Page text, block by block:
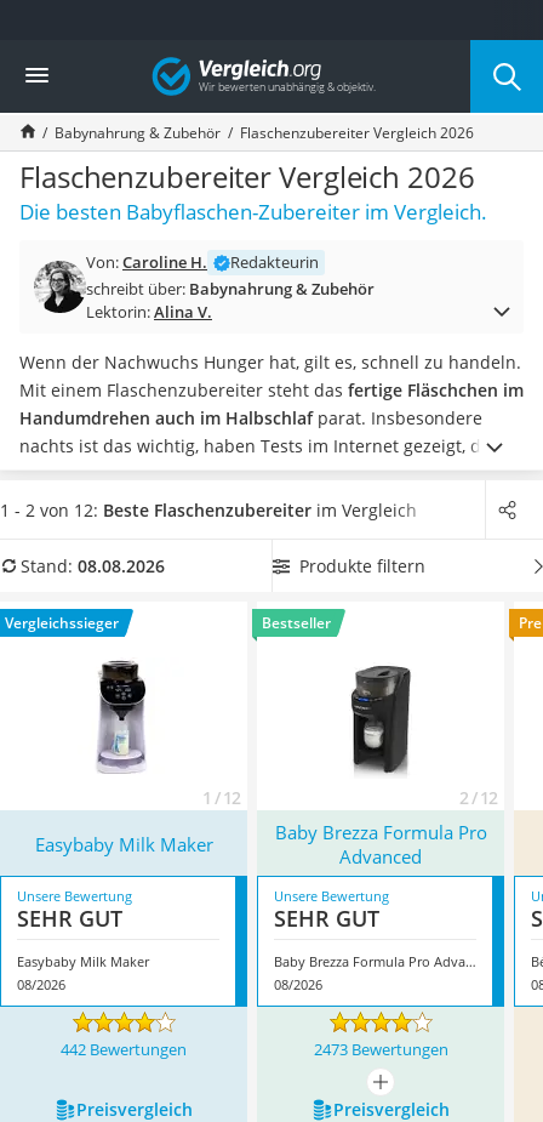
Die beliebtesten Vergleiche nach Kategorie
Kind & Baby
Babyphone mit 2 Kameras
Walkie-Talkie Kinder
Kindermatratzen
Babywippe
Rollschuhe für Kinder
Laufrad
Kinderschubkarre
Kinderuhr
Babyphone
Treppenschutzgitter
Kindersitz ab 4 Jahren
Kinderroller 3 Räder
Ferngesteuertes Auto
Kinderfahrradhelm
Kinder-Mikroskop
Ferngesteuerter Hubschrauber
Vergleich
Babynahrung & Zubehör Flaschenzubereiter Vergleich 2026
Flaschenzubereiter Vergleich 2026
Die besten Babyflaschen-Zubereiter im Vergleich.
Von:Caroline H.
Redakteurin
schreibt über: Babynahrung & Zubehör
Lektorin:Alina V.
Wenn der Nachwuchs Hunger hat, gilt es, schnell zu handeln.
Mit einem Flaschenzubereiter steht das fertige Fläschchen im
Handumdrehen auch im Halbschlafparat. Insbesondere
nachts ist das wichtig, haben Tests im Internet gezeigt, denn
der süße Racker soll möglichst nicht den gesamten Haushalt
aufwecken. Steht der Flaschenzubereiter mit im
einschalten zu müssen. Auch dafür gibt es eine Lösung:
Vergleich einModell mit integrierter Beleuchtung
. Überzeugt
hat uns hier im August 2026 besonders das Modell
Easybaby
Milk Maker* mit seinen Eigenschaften.
1 - 2 von 12: Beste Flaschenzubereiter im Vergleich
Stand: 08.08.2026 Produkte filtern
Vergleichssieger
1 / 12
Bestseller
2 / 12
Easybaby Milk Maker
Baby Brezza Formula Pro
Advanced
Unsere Bewertung
SEHR GUT
Easybaby Milk Maker
08/2026
Unsere Bewertung
SEHR GUT
Baby Brezza Formula Pro Advanced
08/2026
442 Bewertungen 2473 Bewertungen
mehr anzeigen
Preis­vergleich
Preis­vergleich